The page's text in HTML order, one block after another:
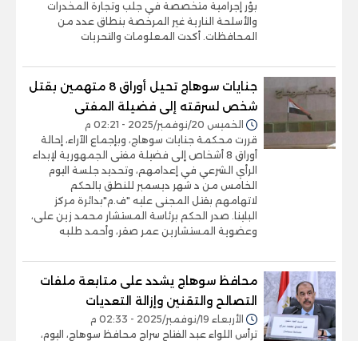
بؤر إجرامية متخصصة في جلب وتجارة المخدرات
والأسلحة النارية غير المرخصة بنطاق عدد من
المحافظات. أكدت المعلومات والتحريات
جنايات سوهاج تحيل أوراق 8 متهمين بقتل
شخص لسرقته إلى فضيلة المفتى
الخميس 20/نوفمبر/2025 - 02:21 م
قررت محكمة جنايات سوهاج، وبإجماع الآراء، إحالة
أوراق 8 أشخاص إلى فضيلة مفتى الجمهورية لإبداء
الرأي الشرعي في إعدامهم، وتحديد جلسة اليوم
الخامس من د شهر ديسمبر للنطق بالحكم
لاتهامهم بقتل المجنى عليه "ف.م"بدائرة مركز
البلينا. صدر الحكم برئاسة المستشار محمد زين على،
وعضوية المستشارين عمر صقر، وأحمد طلبه
محافظ سوهاج يشدد على متابعة ملفات
التصالح والتقنين وإزالة التعديات
الأربعاء 19/نوفمبر/2025 - 02:33 م
ترأس اللواء عبد الفتاح سراج محافظ سوهاج، اليوم،